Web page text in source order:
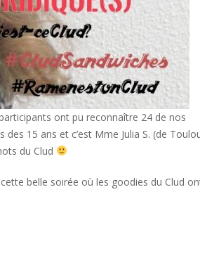
ont pu reconnaître 24 de nos
15 ans et c’est Mme Julia S. (de
du Clud
belle soirée où les goodies du Clud